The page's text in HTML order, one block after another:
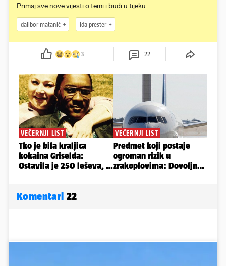
Primaj sve nove vijesti o temi i budi u tijeku
dalibor matanić ida prester
3 22
Komentari 22